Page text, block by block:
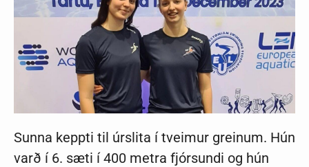
Sunna keppti til úrslita í tveimur greinum. Hún
varð í 6. sæti í 400 metra fjórsundi og hún